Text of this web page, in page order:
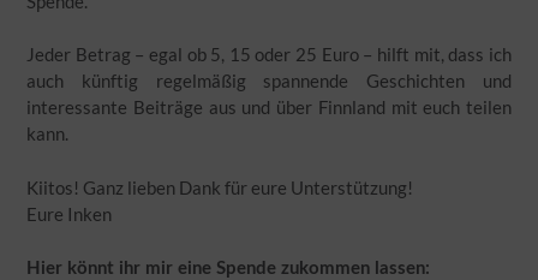
Jeder Betrag – egal ob 5, 15 oder 25 Euro – hilft mit, dass ich
auch künftig regelmäßig spannende Geschichten und
interessante Beiträge aus und über Finnland mit euch teilen
kann.
Kiitos! Ganz lieben Dank für eure Unterstützung!
Eure Inken
Hier könnt ihr mir eine Spende zukommen lassen: